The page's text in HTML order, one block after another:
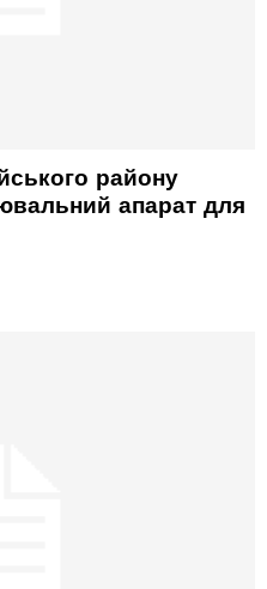
району
апарат для